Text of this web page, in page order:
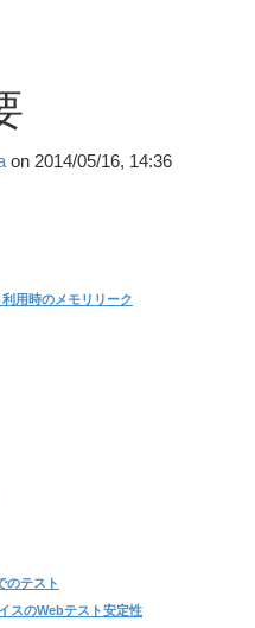
on 2014/05/16, 14:36
用時のメモリリーク
テスト
スのWebテスト安定性